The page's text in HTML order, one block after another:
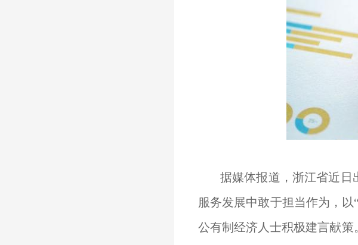
据媒体报道，浙江省近日
服务发展中敢于担当作为，
公有制经济人士积极建言献